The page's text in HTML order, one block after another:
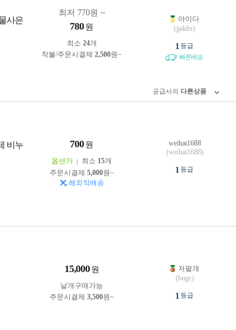
사은
최저 770원 ~
780 원
최소 24개
착불/주문시결제 2,500원~
아이다
(jjakhs)
1 등급
빠른배송
공급사의 다른상품
비누 700 원
옵션가 최소 15개
주문시결제 5,000원~
해외직배송
weihai1688
(weihai1688)
1 등급
15,000 원
낱개구매가능
주문시결제 3,500원~
저팔개
(bngc)
1 등급